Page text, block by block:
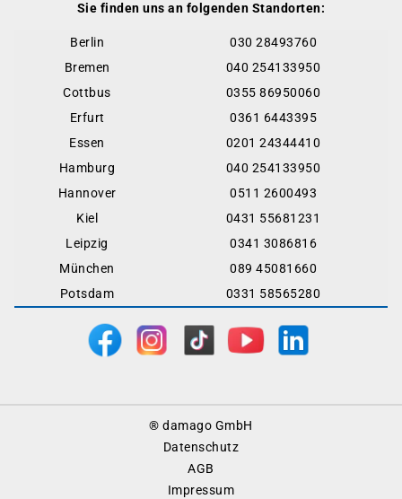
Sie finden uns an folgenden Standorten:
Berlin
030 28493760
Bremen
040 254133950
Cottbus
0355 86950060
Erfurt
0361 6443395
Essen
0201 24344410
Hamburg
040 254133950
Hannover
0511 2600493
Kiel
0431 55681231
Leipzig
0341 3086816
München
089 45081660
Potsdam
0331 58565280
® damago GmbH
Datenschutz
AGB
Impressum